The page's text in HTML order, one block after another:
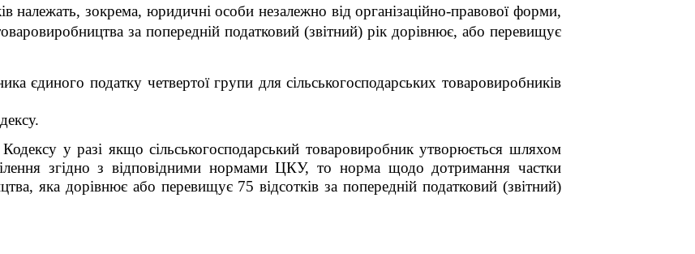
належать, зокрема, юридичні особи незалежно від організаційно-правової форми,
за попередній податковий (звітний) рік дорівнює, або перевищує
єдиного податку четвертої групи для сільськогосподарських товаровиробників
у разі якщо сільськогосподарський товаровиробник утворюється шляхом
згідно з відповідними нормами ЦКУ, то норма щодо дотримання частки
яка дорівнює або перевищує 75 відсотків за попередній податковий (звітний)